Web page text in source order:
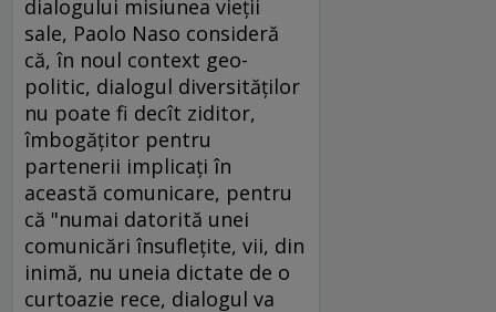
dialogului misiunea vieţii
sale, Paolo Naso consideră
că, în noul context geo-
politic, dialogul diversităţilor
nu poate fi decît ziditor,
îmbogăţitor pentru
partenerii implicaţi în
această comunicare, pentru
că "numai datorită unei
comunicări însufleţite, vii, din
inimă, nu uneia dictate de o
curtoazie rece, dialogul va